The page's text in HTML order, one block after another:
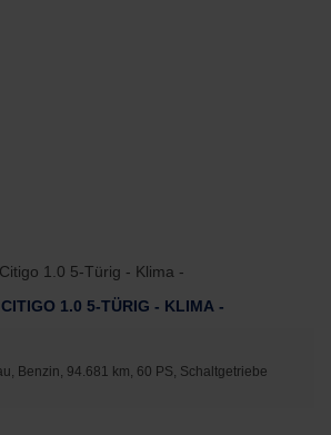
1.0 5-TÜRIG - KLIMA -
Benzin, 94.681 km, 60 PS, Schaltgetriebe